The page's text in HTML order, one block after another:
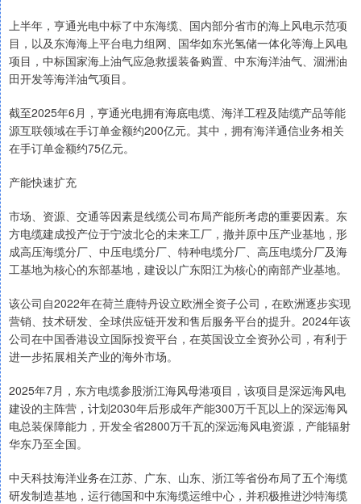
上半年，亨通光电中标了中东海缆、国内部分省市的海上风电示范项
目，以及东海海上平台电力组网、国华如东光氢储一体化等海上风电
项目，中标国家海上油气应急救援装备购置、中东海洋油气、涸洲油
田开发等海洋油气项目。
截至2025年6月，亨通光电拥有海底电缆、海洋工程及陆缆产品等能
源互联领域在手订单金额约200亿元。其中，拥有海洋通信业务相关
在手订单金额约75亿元。
产能快速扩充
市场、资源、交通等因素是线缆公司布局产能所考虑的重要因素。东
方电缆建成投产位于宁波北仑的未来工厂，撤并原中压产业基地，形
成高压海缆分厂、中压电缆分厂、特种电缆分厂、高压电缆分厂及海
工基地为核心的东部基地，建设以广东阳江为核心的南部产业基地。
该公司自2022年在荷兰鹿特丹设立欧洲全资子公司，在欧洲逐步实现
营销、技术研发、全球供应链开发和售后服务平台的提升。2024年该
公司在中国香港设立国际投资平台，在英国设立全资孙公司，有利于
进一步拓展相关产业的海外市场。
2025年7月，东方电缆参股浙江海风母港项目，该项目是深远海风电
建设的主阵营，计划2030年后形成年产能300万千瓦以上的深远海风
电总装保障能力，开发全省2800万千瓦的深远海风电资源，产能辐射
华东乃至全国。
中天科技海洋业务在江苏、广东、山东、浙江等省份布局了五个海缆
研发制造基地，运行德国和中东海缆运维中心，并积极推进沙特海缆